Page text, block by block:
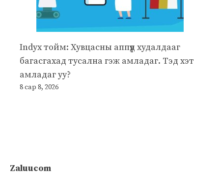
Indyx тойм: Хувцасны аппүүд худалдааг
багасгахад тусална гэж амладаг. Тэд хэт
амладаг уу?
8 сар 8, 2026
Zaluucom